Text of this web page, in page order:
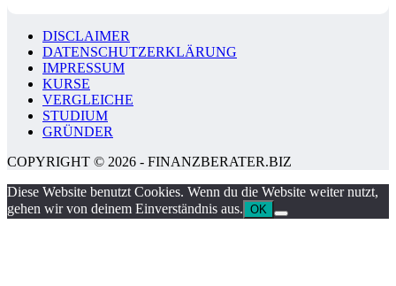
DISCLAIMER
DATENSCHUTZERKLÄRUNG
IMPRESSUM
KURSE
VERGLEICHE
STUDIUM
GRÜNDER
COPYRIGHT © 2026 - FINANZBERATER.BIZ
Diese Website benutzt Cookies. Wenn du die Website weiter nutzt,
gehen wir von deinem Einverständnis aus. OK